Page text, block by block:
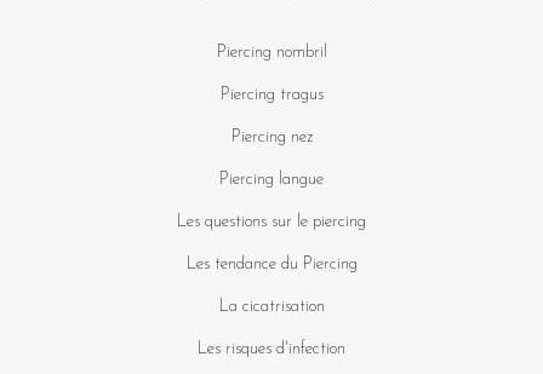
Piercing nombril
Piercing tragus
Piercing nez
Piercing langue
Les questions sur le piercing
Les tendance du Piercing
La cicatrisation
Les risques d'infection